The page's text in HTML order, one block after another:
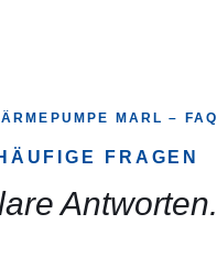
MARL – FAQ
FRAGEN
Antworten.